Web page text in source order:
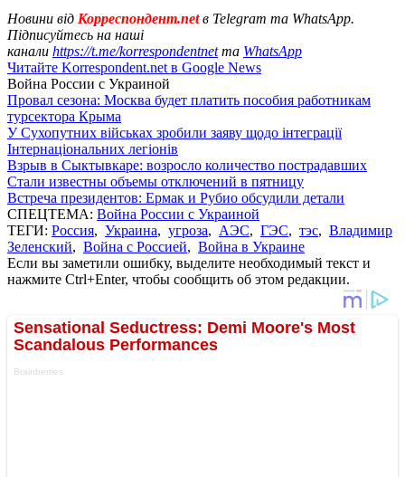
Новини від Корреспондент.netв Telegram та WhatsApp.
Підписуйтесь на наші
канали https://t.me/korrespondentnetта WhatsApp
Читайте Korrespondent.net в Google News
Война России с Украиной
Провал сезона: Москва будет платить пособия работникам
турсектора Крыма
У Сухопутних військах зробили заяву щодо інтеграції
Інтернаціональних легіонів
Взрыв в Сыктывкаре: возросло количество пострадавших
Стали известны объемы отключений в пятницу
Встреча президентов: Ермак и Рубио обсудили детали
СПЕЦТЕМА: Война России с Украиной
ТЕГИ: Россия, Украина, угроза, АЭС, ГЭС, тэс, Владимир
Зеленский, Война с Россией, Война в Украине
Если вы заметили ошибку, выделите необходимый текст и
нажмите Ctrl+Enter, чтобы сообщить об этом редакции.